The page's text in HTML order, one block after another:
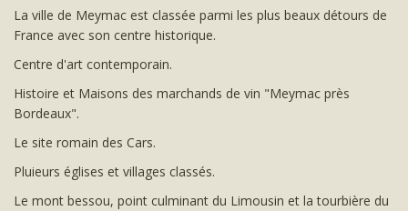
La ville de Meymac est classée parmi les plus beaux détours de
France avec son centre historique.
Centre d'art contemporain.
Histoire et Maisons des marchands de vin "Meymac près
Bordeaux".
Le site romain des Cars.
Pluieurs églises et villages classés.
Le mont bessou, point culminant du Limousin et la tourbière du